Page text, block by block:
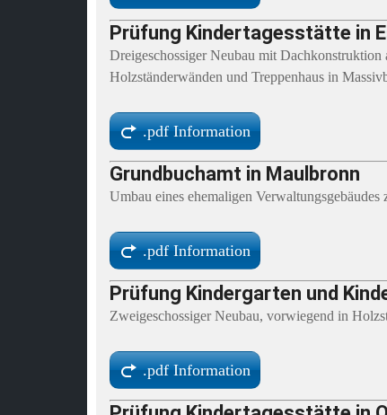
Prüfung Kindertagesstätte in
Dreigeschossiger Neubau mit Dachkonstruktion
Holzständerwänden und Treppenhaus in
.pdf Information
Grundbuchamt in Maulbronn
Umbau eines ehemaligen
.pdf Information
Prüfung Kindergarten und
Zweigeschossiger Neubau, vorwiegend in
.pdf Information